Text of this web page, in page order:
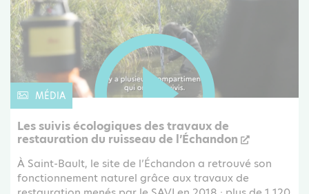
MÉDIA
Les suivis écologiques des travaux de
restauration du ruisseau de l’Échandon
À Saint-Bault, le site de l’Échandon a retrouvé son
fonctionnement naturel grâce aux travaux de